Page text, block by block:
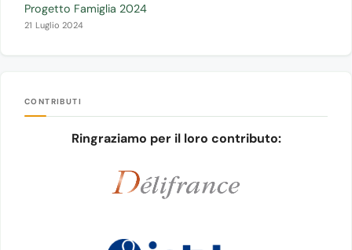
Progetto Famiglia 2024
21 Luglio 2024
CONTRIBUTI
Ringraziamo per il loro contributo: